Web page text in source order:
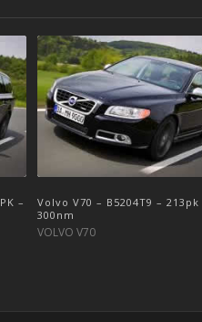
–
Volvo V70 – B5204T9 –
300nm
VOLVO V70
Volvo V70 – 2.0 D3 150pk –
>2017
VOLVO V70